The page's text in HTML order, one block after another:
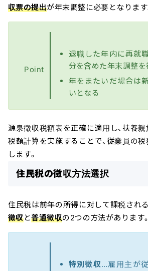
収票の提出が年末調整に必要となります
Point
退職した年内に再就
分を含めた年末調整を
年をまたいだ場合は
いとなる
源泉徴収税額表を正確に適用し、扶養
税額計算を実施することで、従業員の
します。
住民税の徴収方法選択
住民税は前年の所得に対して課税され
徴収と普通徴収の2つの方法があります。
特別徴収…雇用主が